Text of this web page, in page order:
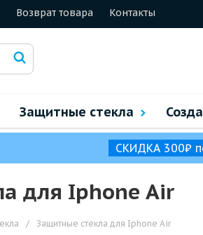
Возврат товара Контакты
Защитные стекла
СКИДКА 300₽
для Iphone Air
/ Защитные стекла для Iphone Air